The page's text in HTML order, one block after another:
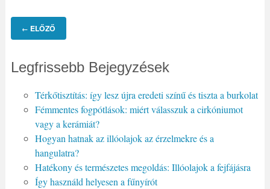
← ELŐZŐ
Legfrissebb Bejegyzések
Térkőtisztítás: így lesz újra eredeti színű és tiszta a burkolat
Fémmentes fogpótlások: miért válasszuk a cirkóniumot
vagy a kerámiát?
Hogyan hatnak az illóolajok az érzelmekre és a
hangulatra?
Hatékony és természetes megoldás: Illóolajok a fejfájásra
Így használd helyesen a fűnyírót